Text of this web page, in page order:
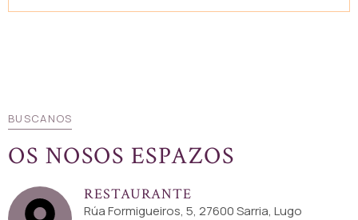
BUSCANOS
OS NOSOS ESPAZOS
RESTAURANTE
Rúa Formigueiros, 5, 27600 Sarria, Lugo